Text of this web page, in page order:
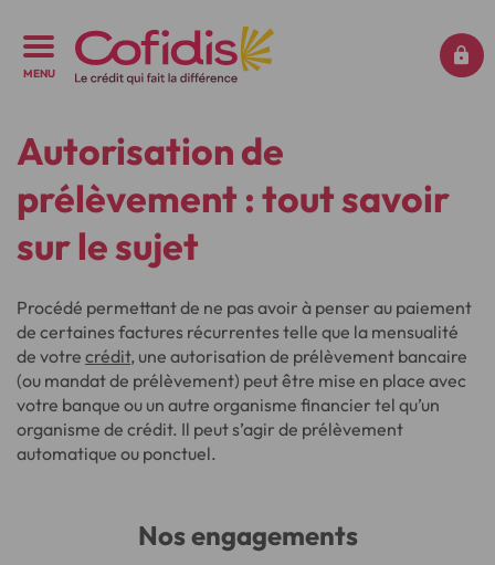
MENU
Autorisation de
prélèvement : tout savoir
sur le sujet
Procédé permettant de ne pas avoir à penser au paiement
de certaines factures récurrentes telle que la mensualité
de votre crédit, une autorisation de prélèvement bancaire
(ou mandat de prélèvement) peut être mise en place avec
votre banque ou un autre organisme financier tel qu’un
organisme de crédit. Il peut s’agir de prélèvement
automatique ou ponctuel.
Nos engagements